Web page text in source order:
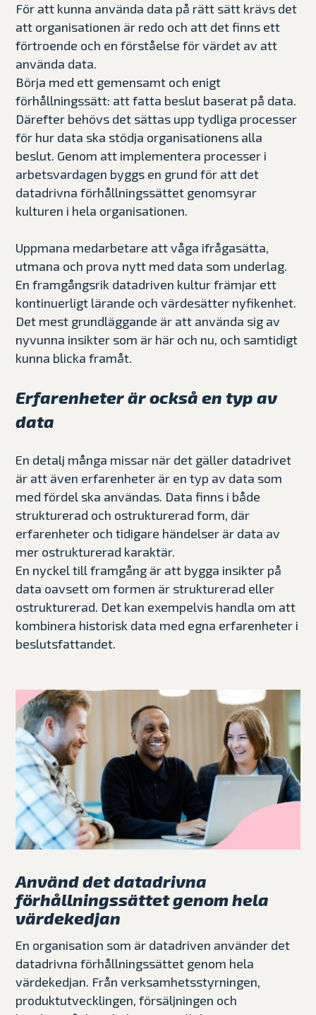
För att kunna använda data på rätt sätt krävs det
att organisationen är redo och att det finns ett
förtroende och en förståelse för värdet av att
använda data.
Börja med ett gemensamt och enigt
förhållningssätt: att fatta beslut baserat på data.
Därefter behövs det sättas upp tydliga processer
för hur data ska stödja organisationens alla
beslut. Genom att implementera processer i
arbetsvardagen byggs en grund för att det
datadrivna förhållningssättet genomsyrar
kulturen i hela organisationen.
Uppmana medarbetare att våga ifrågasätta,
utmana och prova nytt med data som underlag.
En framgångsrik datadriven kultur främjar ett
kontinuerligt lärande och värdesätter nyfikenhet.
Det mest grundläggande är att använda sig av
nyvunna insikter som är här och nu, och samtidigt
kunna blicka framåt.
Erfarenheter är också en typ av
data
En detalj många missar när det gäller datadrivet
är att även erfarenheter är en typ av data som
med fördel ska användas. Data finns i både
strukturerad och ostrukturerad form, där
erfarenheter och tidigare händelser är data av
mer ostrukturerad karaktär.
En nyckel till framgång är att bygga insikter på
data oavsett om formen är strukturerad eller
ostrukturerad. Det kan exempelvis handla om att
kombinera historisk data med egna erfarenheter i
beslutsfattandet.
Använd det datadrivna
förhållningssättet genom hela
värdekedjan
En organisation som är datadriven använder det
datadrivna förhållningssättet genom hela
värdekedjan. Från verksamhetsstyrningen,
produktutvecklingen, försäljningen och